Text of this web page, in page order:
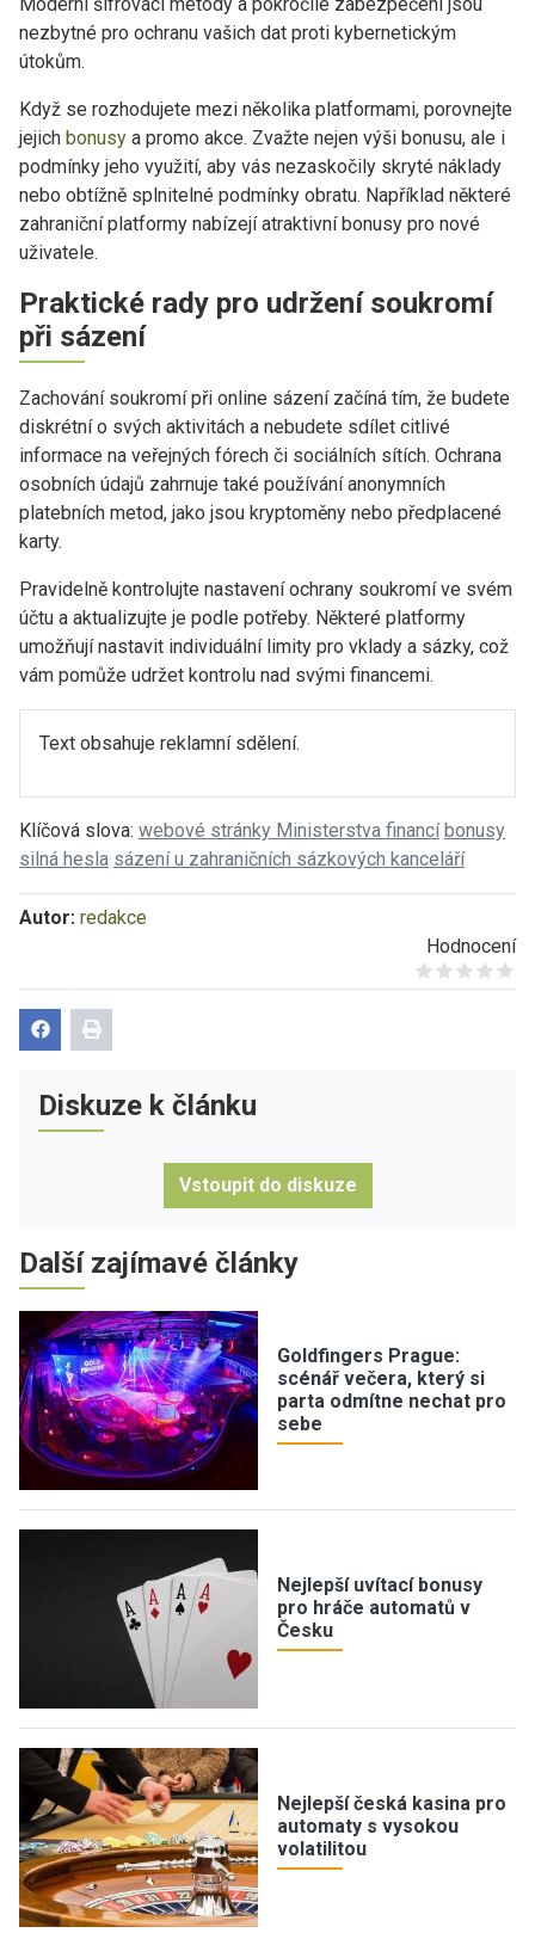
nezbytné pro ochranu vašich dat proti kybernetickým
útokům.
Když se rozhodujete mezi několika platformami, porovnejte
jejich bonusy a promo akce. Zvažte nejen výši bonusu, ale i
podmínky jeho využití, aby vás nezaskočily skryté náklady
nebo obtížně splnitelné podmínky obratu. Například některé
zahraniční platformy nabízejí atraktivní bonusy pro nové
uživatele.
Praktické rady pro udržení soukromí
při sázení
Zachování soukromí při online sázení začíná tím, že budete
diskrétní o svých aktivitách a nebudete sdílet citlivé
informace na veřejných fórech či sociálních sítích. Ochrana
osobních údajů zahrnuje také používání anonymních
platebních metod, jako jsou kryptoměny nebo předplacené
karty.
Pravidelně kontrolujte nastavení ochrany soukromí ve svém
účtu a aktualizujte je podle potřeby. Některé platformy
umožňují nastavit individuální limity pro vklady a sázky, což
vám pomůže udržet kontrolu nad svými financemi.
Text obsahuje reklamní sdělení.
Klíčová slova: webové stránky Ministerstva financí bonusy
silná hesla sázení u zahraničních sázkových kanceláří
Autor: redakce
Hodnocení
Give it 1/5
Give it 2/5
Give it 3/5
Give it 4/5
Give it 5/5
Diskuze k článku
Vstoupit do diskuze
Další zajímavé články
Goldfingers Prague:
scénář večera, který si
parta odmítne nechat pro
sebe
Nejlepší uvítací bonusy
pro hráče automatů v
Česku
Nejlepší česká kasina pro
automaty s vysokou
volatilitou